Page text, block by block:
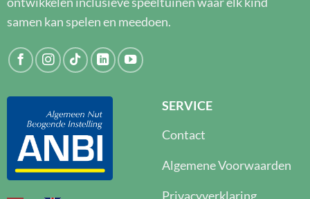
samen kan spelen en meedoen.
SERVICE
Contact
Algemene Voorwaarden
Privacyverklaring